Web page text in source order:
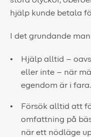
hjälp kunde betala
I det grundande
Hjälp alltid –
eller inte – när
egendom är i fara.
Försök alltid att
omfattning på
när ett nödläge